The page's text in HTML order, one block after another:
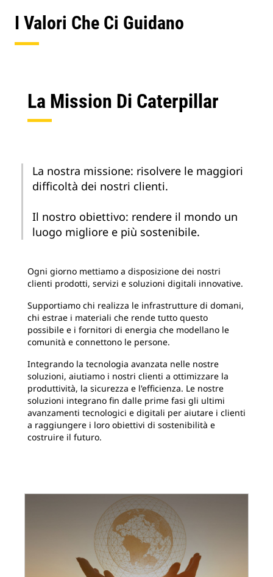
I Valori Che Ci Guidano
La Mission Di Caterpillar
La nostra missione: risolvere le maggiori
difficoltà dei nostri clienti.
Il nostro obiettivo: rendere il mondo un
luogo migliore e più sostenibile.
Ogni giorno mettiamo a disposizione dei nostri
clienti prodotti, servizi e soluzioni digitali innovative.
Supportiamo chi realizza le infrastrutture di domani,
chi estrae i materiali che rende tutto questo
possibile e i fornitori di energia che modellano le
comunità e connettono le persone.
Integrando la tecnologia avanzata nelle nostre
soluzioni, aiutiamo i nostri clienti a ottimizzare la
produttività, la sicurezza e l'efficienza. Le nostre
soluzioni integrano fin dalle prime fasi gli ultimi
avanzamenti tecnologici e digitali per aiutare i clienti
a raggiungere i loro obiettivi di sostenibilità e
costruire il futuro.